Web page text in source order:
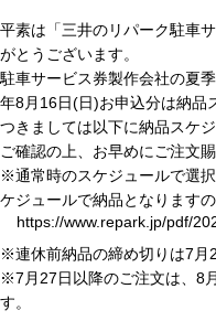
平素は「三井のリパーク駐車
がとうございます。
駐車サービス券製作会社の夏
年8月16日(日)お申込分は納品
つきましては以下に納品スケ
ご確認の上、お早めにご注文
※通常時のスケジュールで選
ケジュールで納品となります
https://www.repark.jp/pdf/
※連休前納品の締め切りは7月
※7月27日以降のご注文は、8
す。